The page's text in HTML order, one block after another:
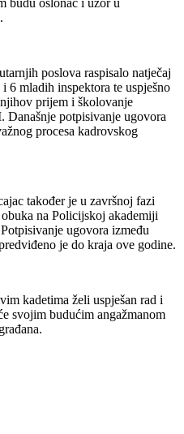
poslova raspisalo natječaj
6 mladih inspektora te uspješno
prijem i školovanje
potpisivanje ugovora
procesa kadrovskog
također je u završnoj fazi
na Policijskoj akademiji
ugovora između
je do kraja ove godine.
kadetima želi uspješan rad i
svojim budućim angažmanom